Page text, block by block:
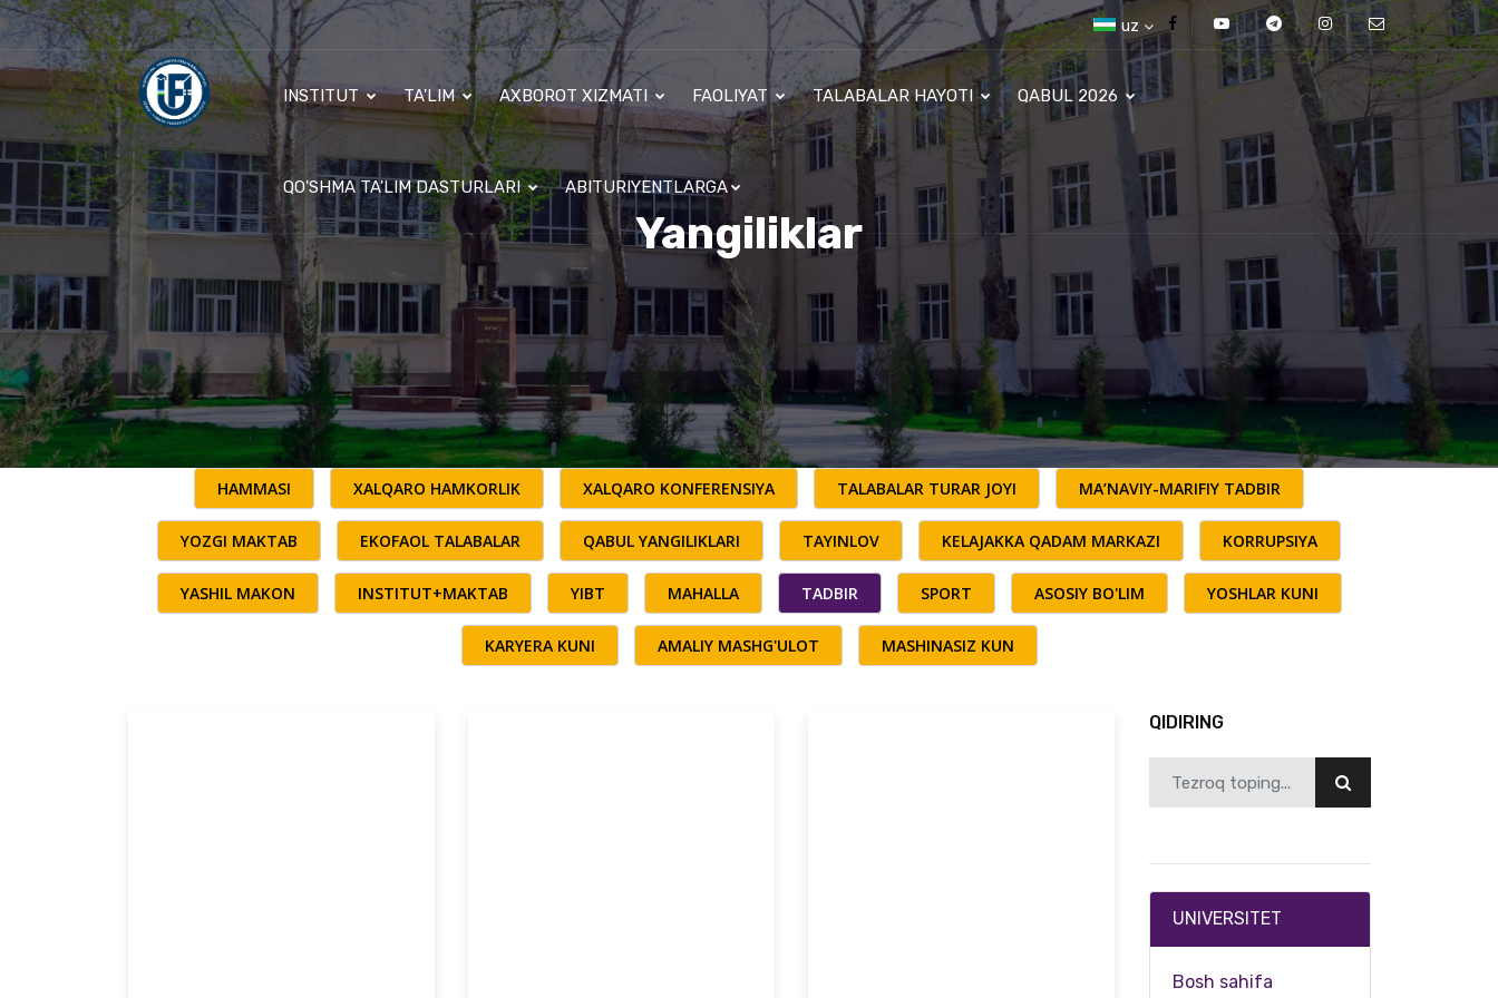
uz
INSTITUT TA'LIM AXBOROT XIZMATI FAOLIYAT TALABALAR HAYOTI QABUL 2026
QO'SHMA TA'LIM DASTURLARI ABITURIYENTLARGA
Yangiliklar
HAMMASI XALQARO HAMKORLIK XALQARO KONFERENSIYA TALABALAR TURAR JOYI MA’NAVIY-MARIFIY TADBIR
YOZGI MAKTAB EKOFAOL TALABALAR QABUL YANGILIKLARI TAYINLOV KELAJAKKA QADAM MARKAZI KORRUPSIYA
YASHIL MAKON INSTITUT+MAKTAB YIBT MAHALLA TADBIR SPORT ASOSIY BO'LIM YOSHLAR KUNI
KARYERA KUNI AMALIY MASHG'ULOT MASHINASIZ KUN
QIDIRING
UNIVERSITET
Bosh sahifa